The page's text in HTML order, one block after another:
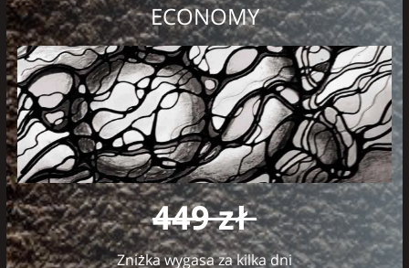
ECONOMY
449 zł
Zniżka wygasa za kilka dni